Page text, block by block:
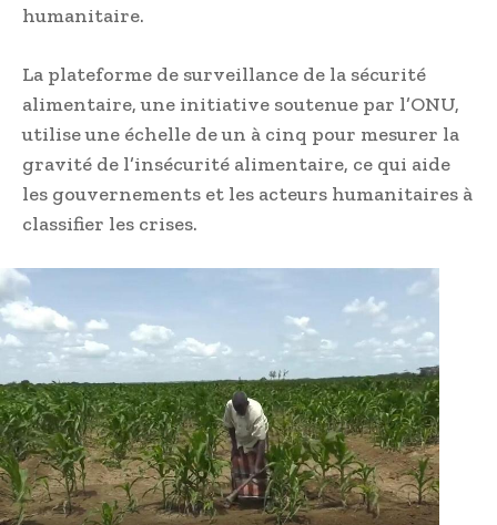
humanitaire.
La plateforme de surveillance de la sécurité
alimentaire, une initiative soutenue par l’ONU,
utilise une échelle de un à cinq pour mesurer la
gravité de l’insécurité alimentaire, ce qui aide
les gouvernements et les acteurs humanitaires à
classifier les crises.